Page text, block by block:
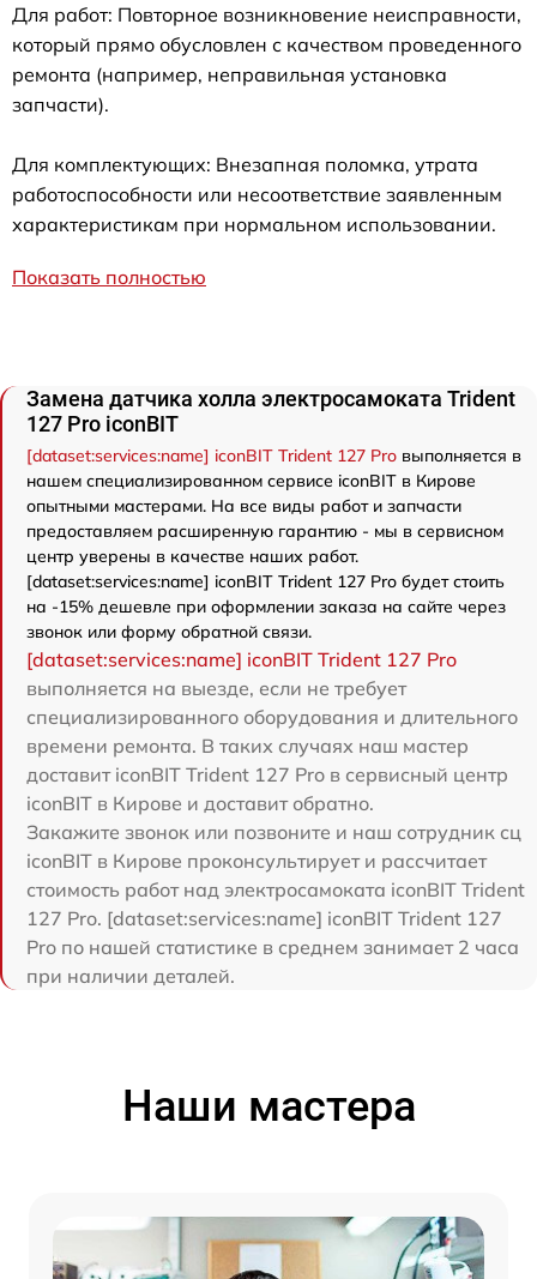
Для работ: Повторное возникновение неисправности,
который прямо обусловлен с качеством проведенного
ремонта (например, неправильная установка
запчасти).
Для комплектующих: Внезапная поломка, утрата
работоспособности или несоответствие заявленным
характеристикам при нормальном использовании.
Показать полностью
Замена датчика холла электросамоката Trident
127 Pro iconBIT
[dataset:services:name] iconBIT Trident 127 Pro выполняется в
нашем специализированном сервисе iconBIT в Кирове
опытными мастерами. На все виды работ и запчасти
предоставляем расширенную гарантию - мы в сервисном
центр уверены в качестве наших работ.
[dataset:services:name] iconBIT Trident 127 Pro будет стоить
на -15% дешевле при оформлении заказа на сайте через
звонок или форму обратной связи.
[dataset:services:name] iconBIT Trident 127 Pro
выполняется на выезде, если не требует
специализированного оборудования и длительного
времени ремонта. В таких случаях наш мастер
доставит iconBIT Trident 127 Pro в сервисный центр
iconBIT в Кирове и доставит обратно.
Закажите звонок или позвоните и наш сотрудник сц
iconBIT в Кирове проконсультирует и рассчитает
стоимость работ над электросамоката iconBIT Trident
127 Pro. [dataset:services:name] iconBIT Trident 127
Pro по нашей статистике в среднем занимает 2 часа
при наличии деталей.
Наши мастера